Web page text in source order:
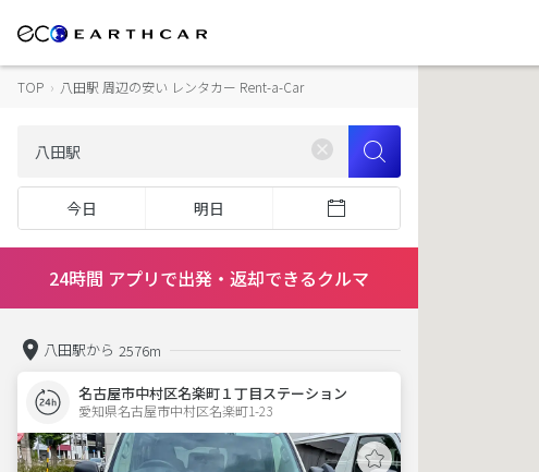
TOP › 八田駅 周辺の安い レンタカー Rent-a-Car
今日 明日
24時間 アプリで出発・返却できるクルマ
八田駅から 2576m
名古屋市中村区名楽町１丁目ステーション
愛知県名古屋市中村区名楽町1-23